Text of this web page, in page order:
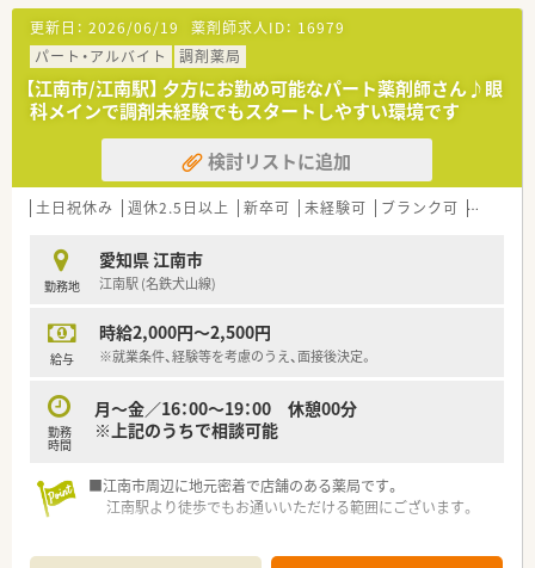
【法人特徴について】
■2022年1月に設立後、愛知県の尾張エリアを中心に10店舗を
展開している法人です。
■代表者も薬剤師のため、現場の視点を大切にした経営を行って
います。
■調剤事業に加えて介護事業も展開しており、経営基盤が安定し
ています。
【想定される業務内容】
■調剤や監査、服薬指導といった薬剤師業務全般をご担当いただ
■患者さまへ適切な情報提供を行うためのOTC販売業務も行い
ます。
■幅広い処方科目に触れることができるのでスキルアップも目
更新日： 2026/06/19 薬剤師求人ID： 16979
パート・アルバイト
調剤薬局
【江南市/江南駅】 夕方にお勤め可能なパート薬剤師さん♪眼
科メインで調剤未経験でもスタートしやすい環境です
検討リストに追加
土日祝休み 週休2.5日以上 新卒可 未経験可 ブランク可 Ｗワー
勤務地
愛知県 江南市
江南駅 (名鉄犬山線)
給与
時給2,000円～2,500円
※就業条件、経験等を考慮のうえ、面接後決定。
勤務
時間
月～金／16：00～19：00 休憩00分
※上記のうちで相談可能
■江南市周辺に地元密着で店舗のある薬局です。
江南駅より徒歩でもお通いいただける範囲にございます。